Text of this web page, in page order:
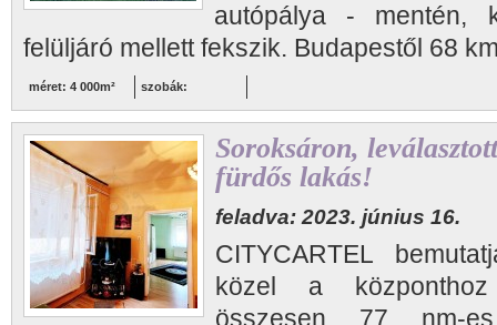
autópálya - mentén,
felüljáró mellett fekszik. Budapestől 68
méret: 4 000m² szobák:
Soroksáron,
fürdős lakás!
feladva: 2023. június 16.
CITYCARTEL
közel a
összesen 77 nm-